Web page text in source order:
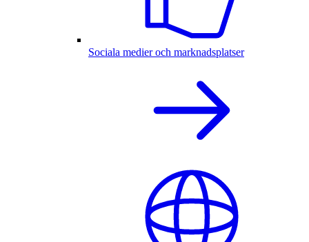
Sociala medier och marknadsplatser